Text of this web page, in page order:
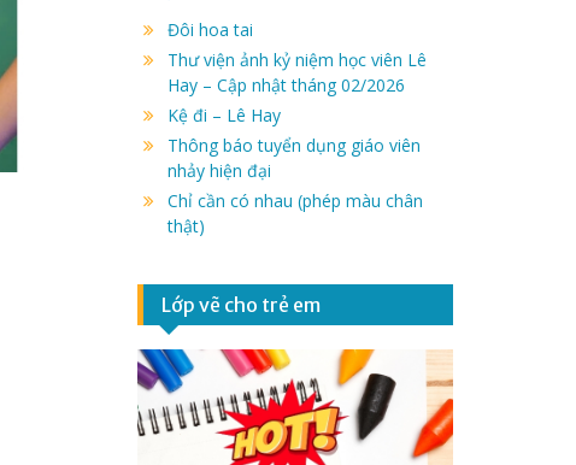
Đôi hoa tai
Thư viện ảnh kỷ niệm học viên Lê
Hay – Cập nhật tháng 02/2026
Kệ đi – Lê Hay
Thông báo tuyển dụng giáo viên
nhảy hiện đại
Chỉ cần có nhau (phép màu chân
thật)
Lớp vẽ cho trẻ em